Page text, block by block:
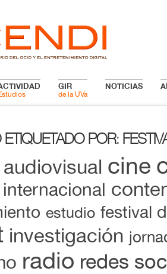
GIR
de la UVa
NOTICIAS
POR:
audiovisual cine
estudio festival
investigación
radio redes